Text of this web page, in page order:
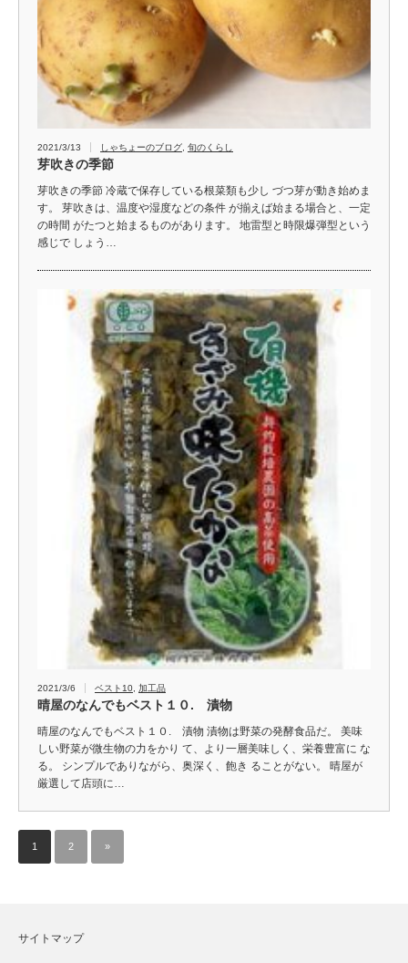
2021/3/13 しゃちょーのブログ 旬のくらし
芽吹きの季節
芽吹きの季節 冷蔵で保存している根菜類も少し づつ芽が動き始めま
す。 芽吹きは、温度や湿度などの条件 が揃えば始まる場合と、一定
の時間 がたつと始まるものがあります。 地雷型と時限爆弾型という
感じで しょう…
2021/3/6 ベスト10, 加工品
晴屋のなんでもベスト１０. 漬物
晴屋のなんでもベスト１０. 漬物 漬物は野菜の発酵食品だ。 美味
しい野菜が微生物の力をかり て、より一層美味しく、栄養豊富に な
る。 シンプルでありながら、奥深く、飽き ることがない。 晴屋が
厳選して店頭に…
1 2 »
サイトマップ